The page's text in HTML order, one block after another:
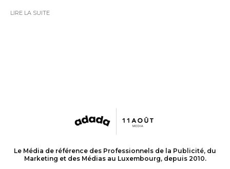
LIRE LA SUITE
Le Média de référence des Professionnels de la Publicité, du
Marketing et des Médias au Luxembourg, depuis 2010.